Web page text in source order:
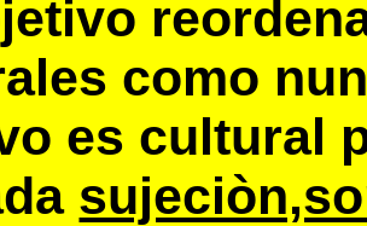
como
es cultural